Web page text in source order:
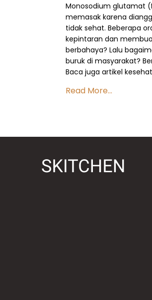
Monosodium glutamat
memasak karena
tidak sehat. Beberapa
kepintaran dan
berbahaya? Lalu
buruk di masyarakat?
Baca juga artikel
Read More...